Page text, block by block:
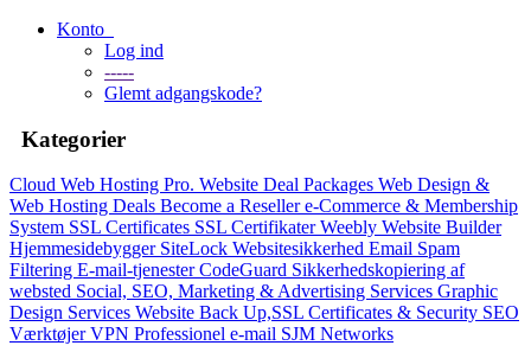
Konto
Log ind
-----
Glemt adgangskode?
Kategorier
Cloud Web Hosting Pro. Website Deal Packages Web Design &
Web Hosting Deals Become a Resellere-Commerce & Membership
System SSL Certificates SSL CertifikaterWeebly Website Builder
Hjemmesidebygger SiteLock Websitesikkerhed Email Spam
Filtering E-mail-tjenesterCodeGuard Sikkerhedskopiering af
websted Social, SEO, Marketing & Advertising Services Graphic
Design Services Website Back Up,SSL Certificates & Security SEO
VærktøjerVPN Professionel e-mail SJM Networks